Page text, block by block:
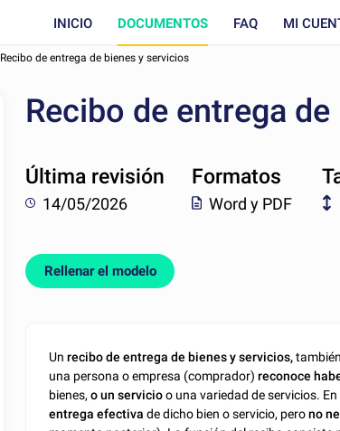
INICIO DOCUMENTOS FAQ MI
Recibo de entrega de bienes y servicios
Recibo de entrega
Última revisión
14/05/2026
Formatos
Word y PDF
Rellenar el modelo
Unrecibo de entrega de bienes y servicios,
una persona o empresa (comprador)reconoce
bienes,o un servicioo una variedad de servicios.
entrega efectiva de dicho bien o servicio, perono